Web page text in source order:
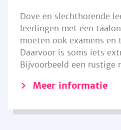
Dove en slechthorende
leerlingen met een
moeten ook examens en
Daarvoor is soms iets
Bijvoorbeeld een rustige
Meer informatie